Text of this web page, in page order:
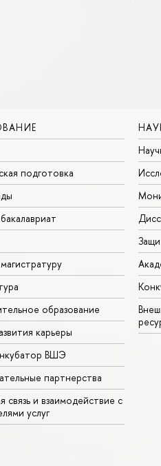
подготовка
образование
карьеры
ВШЭ
партнерства
связь и взаимодействие с
услуг